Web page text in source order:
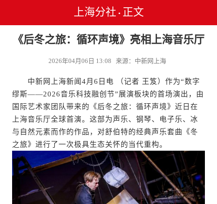
上海分社 • 正文
《后冬之旅：循环声境》亮相上海音乐厅
2026年04月06日 13:08 来源：中新网上海
中新网上海新闻4月6日电 （记者 王笈）作为“数字
缪斯——2026音乐科技融创节”展演板块的首场演出，由
国际艺术家团队带来的《后冬之旅：循环声境》近日在
上海音乐厅全球首演。这部为声乐、钢琴、电子乐、冰
与自然元素而作的作品，对舒伯特的经典声乐套曲《冬
之旅》进行了一次极具生态关怀的当代重构。